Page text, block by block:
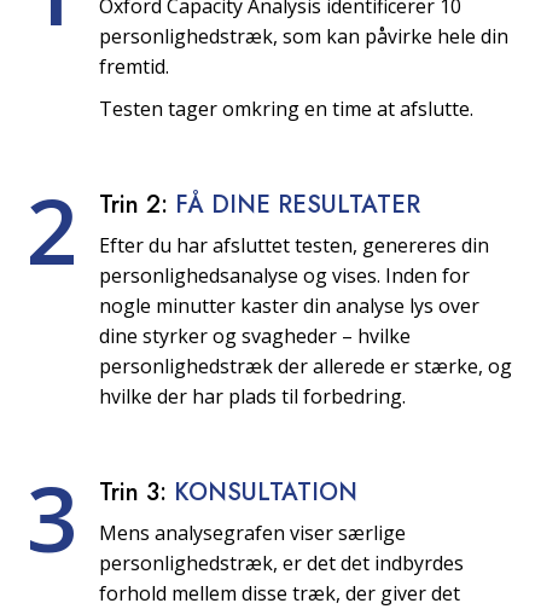
Oxford Capacity Analysis identificerer 10
personlighedstræk, som kan påvirke hele din
fremtid.
Testen tager omkring en time at afslutte.
2 Trin 2: FÅ DINE RESULTATER
Efter du har afsluttet testen, genereres din
personlighedsanalyse og vises. Inden for
nogle minutter kaster din analyse lys over
dine styrker og svagheder – hvilke
personlighedstræk der allerede er stærke, og
hvilke der har plads til forbedring.
3 Trin 3: KONSULTATION
Mens analysegrafen viser særlige
personlighedstræk, er det det indbyrdes
forhold mellem disse træk, der giver det